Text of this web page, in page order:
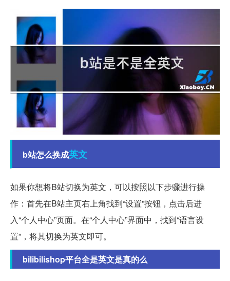
b站怎么换成英文
如果你想将B站切换为英文，可以按照以下步骤进行操
作：首先在B站主页右上角找到“设置”按钮，点击后进
入“个人中心”页面。在“个人中心”界面中，找到“语言设
置”，将其切换为英文即可。
bilibilishop平台全是英文是真的么